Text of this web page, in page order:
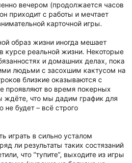
вечером (продолжается часов
приходит с работы и мечтает
карточной игры.
образ жизни иногда мешает
курсе реальной жизни. Некоторые
и домашних делах, пока
людьми с засохшим кактусом на
близкие оказываются с
проявляют во время покерных
ждёте, что мы дадим график для
не будет – всё строго
играть в сильно усталом
ли результаты таких состязаний
что “тупите”, выходите из игры